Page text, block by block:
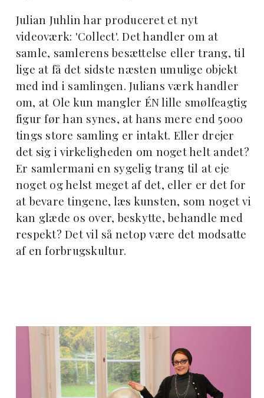
Julian Juhlin har produceret et nyt
videoværk: 'Collect'. Det handler om at
samle, samlerens besættelse eller trang, til
lige at få det sidste næsten umulige objekt
med ind i samlingen. Julians værk handler
om, at Ole kun mangler ÉN lille smølfeagtig
figur før han synes, at hans mere end 5000
tings store samling er intakt. Eller drejer
det sig i virkeligheden om noget helt andet?
Er samlermani en sygelig trang til at eje
noget og helst meget af det, eller er det for
at bevare tingene, læs kunsten, som noget vi
kan glæde os over, beskytte, behandle med
respekt? Det vil så netop være det modsatte
af en forbrugskultur.